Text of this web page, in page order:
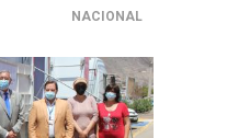
NACIONAL